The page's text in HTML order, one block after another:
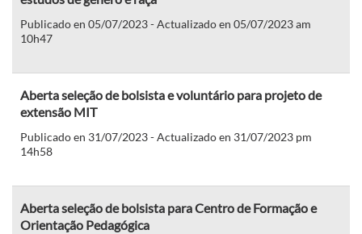
Publicado en 05/07/2023 - Actualizado en 05/07/2023 am
10h47
Aberta seleção de bolsista e voluntário para projeto de
extensão MIT
Publicado en 31/07/2023 - Actualizado en 31/07/2023 pm
14h58
Aberta seleção de bolsista para Centro de Formação e
Orientação Pedagógica